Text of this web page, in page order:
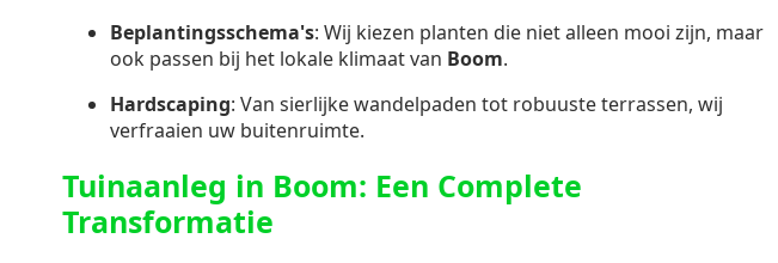
Beplantingsschema's: Wij kiezen planten die niet alleen mooi zijn, maar
ook passen bij het lokale klimaat van Boom.
Hardscaping: Van sierlijke wandelpaden tot robuuste terrassen, wij
verfraaien uw buitenruimte.
Tuinaanleg in Boom: Een Complete
Transformatie